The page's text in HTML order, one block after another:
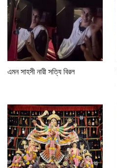
এমন সাহসী নারী সত্যি বিরল